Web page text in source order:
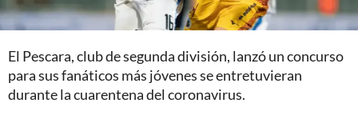
El Pescara, club de segunda división, lanzó un concurso
para sus fanáticos más jóvenes se entretuvieran
durante la cuarentena del coronavirus.